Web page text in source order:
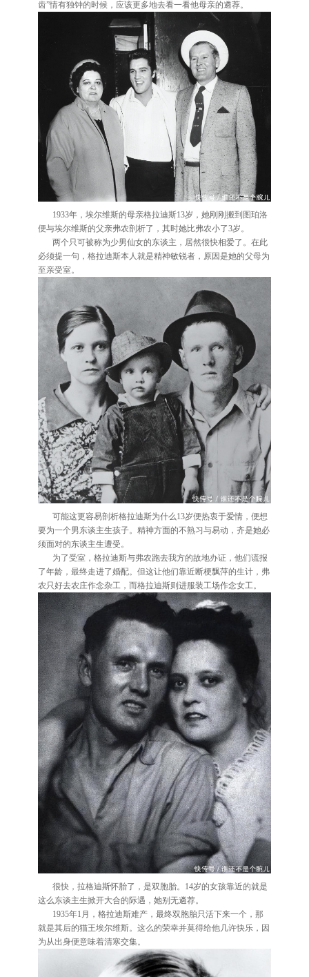
齿”情有独钟的时候，应该更多地去看一看他母亲的遴荐。
1933年，埃尔维斯的母亲格拉迪斯13岁，她刚刚搬到图珀洛
便与埃尔维斯的父亲弗农剖析了，其时她比弗农小了3岁。
两个只可被称为少男仙女的东谈主，居然很快相爱了。在此
必须提一句，格拉迪斯本人就是精神敏锐者，原因是她的父母为
至亲受室。
可能这更容易剖析格拉迪斯为什么13岁便热衷于爱情，便想
要为一个男东谈主生孩子。精神方面的不熟习与易动，齐是她必
须面对的东谈主生遭受。
为了受室，格拉迪斯与弗农跑去我方的故地办证，他们谎报
了年龄，最终走进了婚配。但这让他们靠近断梗飘萍的生计，弗
农只好去农庄作念杂工，而格拉迪斯则进服装工场作念女工。
很快，拉格迪斯怀胎了，是双胞胎。14岁的女孩靠近的就是
这么东谈主生掀开大合的际遇，她别无遴荐。
1935年1月，格拉迪斯难产，最终双胞胎只活下来一个，那
就是其后的猫王埃尔维斯。这么的荣幸并莫得给他几许快乐，因
为从出身便意味着清寒交集。